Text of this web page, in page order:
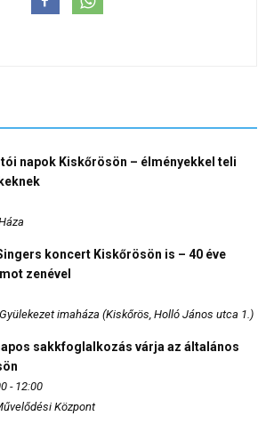
napok Kiskőrösön – élményekkel teli
koncert Kiskőrösön is – 40 éve
zenével
imaháza (Kiskőrös, Holló János utca 1.)
sakkfoglalkozás várja az általános
- 12:00
Központ